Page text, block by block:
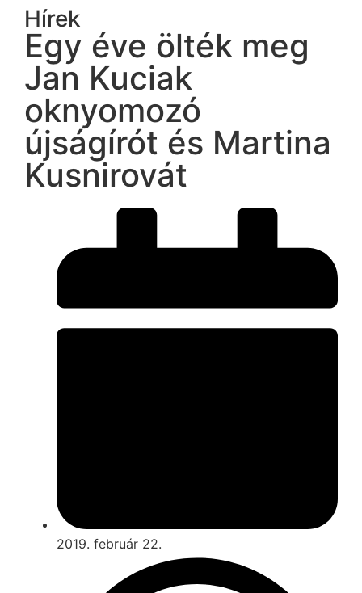
Hírek
Egy éve ölték meg
Jan Kuciak
oknyomozó
újságírót és Martina
Kusnirovát
2019. február 22.